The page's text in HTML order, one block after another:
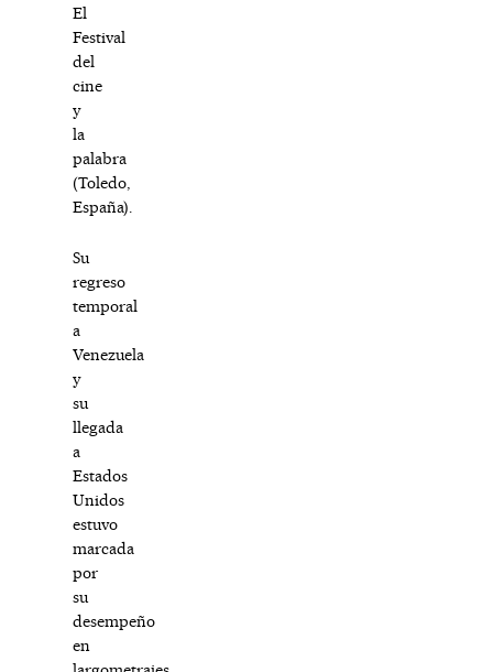
El
Festival
del
cine
y
la
palabra
(Toledo,
España).
Su
regreso
temporal
a
Venezuela
y
su
llegada
a
Estados
Unidos
estuvo
marcada
por
su
desempeño
en